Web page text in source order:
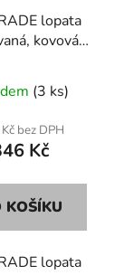
lopata
kovová
profil, délka
Profi
(3 ks)
bez DPH
Kč
KOŠÍKU
lopata